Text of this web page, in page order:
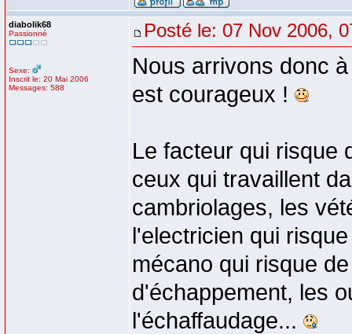
diabolik68
Passionné
Sexe:
Inscrit le: 20 Mai 2006
Messages: 588
Posté le: 07 Nov 2006,
Nous arrivons donc
est courageux !
Le facteur qui risque
ceux qui travaillent
cambriolages, les
l'electricien qui
mécano qui risque
d'échappement, les
l'échaffaudage...